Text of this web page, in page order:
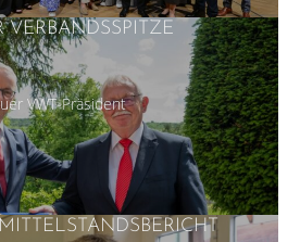
VERBANDSSPITZE
VWT-Präsident